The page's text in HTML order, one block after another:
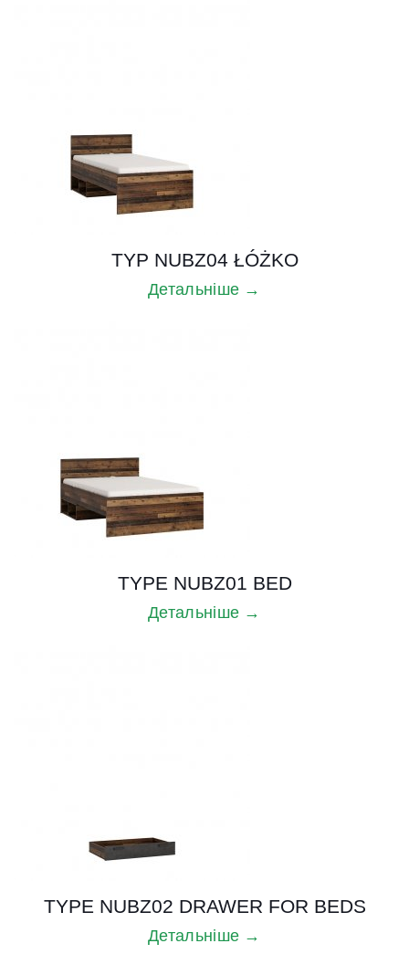
TYP NUBZ04 ŁÓŻKO
Детальніше →
TYPE NUBZ01 BED
Детальніше →
TYPE NUBZ02 DRAWER FOR BEDS
Детальніше →